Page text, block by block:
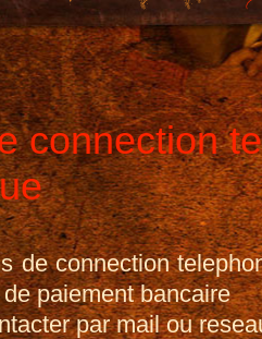
connection
de connection
paiement bancaire
par mail ou